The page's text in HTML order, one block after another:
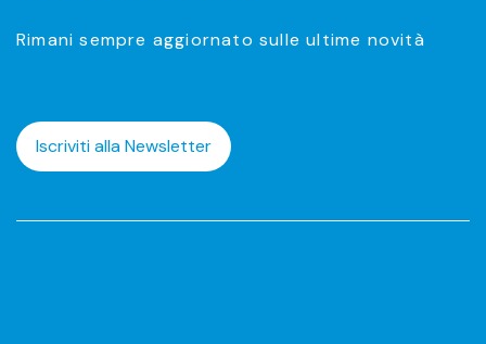
Rimani sempre aggiornato sulle ultime novità
Iscriviti alla Newsletter